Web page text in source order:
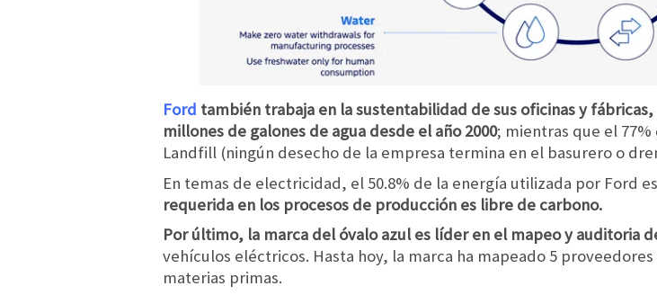
Ford también trabaja en la sustentabilidad de sus oficinas y
millones de galones de agua desde el año 2000; mientras que el
Landfill (ningún desecho de la empresa termina en el basurero o
En temas de electricidad, el 50.8% de la energía utilizada por Ford
requerida en los procesos de producción es libre de carbono.
Por último, la marca del óvalo azul es líder en el mapeo y auditoria
vehículos eléctricos. Hasta hoy, la marca ha mapeado 5
materias primas.